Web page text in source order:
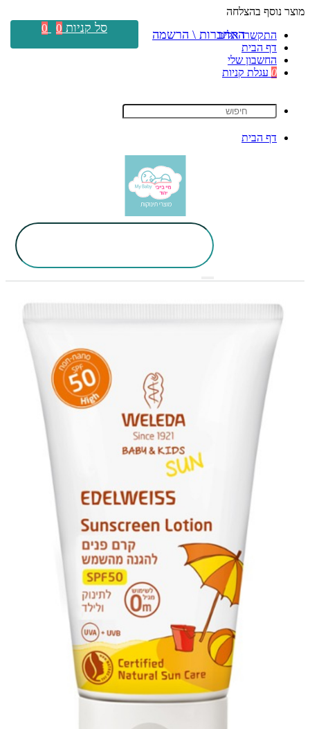
מוצר נוסף בהצלחה
התקשרו אלינו
דף הבית
החשבון שלי
0 עגלת קניות
דף הבית
התחברות \ הרשמה סל קניות 0
0